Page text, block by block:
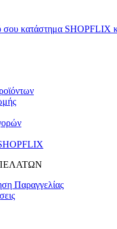
σου κατάστημα SHOPFLIX
Παραγγελίας